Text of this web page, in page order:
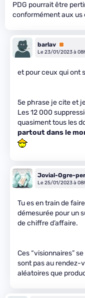
PDG pourrait être
conformément aux us
barlav Premium
Le 23/01/2023 à
et pour ceux qui ont
5e phrase je cite et
Les 12 000
quasiment tous les
partout dans le
Jovial-Ogre-
Le 25/01/2023 à
Tu es en train de
démesurée pour un
de chiffre d’affaire.
Ces “visionnaires”
sont pas au rendez-
aléatoires que